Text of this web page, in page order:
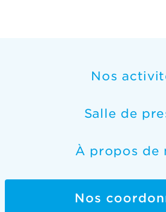
Nos
Salle de
À propos de
Nos